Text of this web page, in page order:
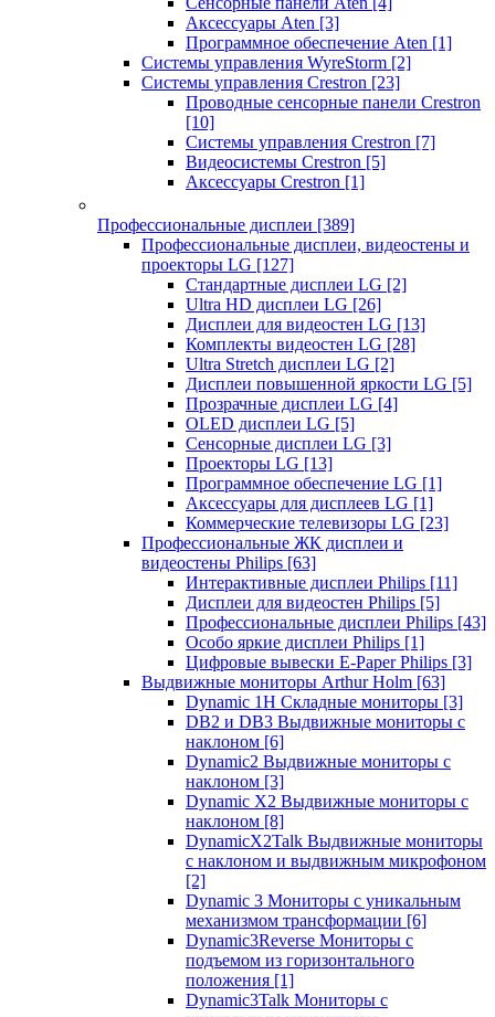
Аксессуары Aten [3]
Программное обеспечение Aten [1]
Системы управления WyreStorm [2]
Системы управления Crestron [23]
Проводные сенсорные панели Crestron
[10]
Системы управления Crestron [7]
Видеосистемы Crestron [5]
Аксессуары Crestron [1]
Профессиональные дисплеи [389]
Профессиональные дисплеи, видеостены и
проекторы LG [127]
Стандартные дисплеи LG [2]
Ultra HD дисплеи LG [26]
Дисплеи для видеостен LG [13]
Комплекты видеостен LG [28]
Ultra Stretch дисплеи LG [2]
Дисплеи повышенной яркости LG [5]
Прозрачные дисплеи LG [4]
OLED дисплеи LG [5]
Сенсорные дисплеи LG [3]
Проекторы LG [13]
Программное обеспечение LG [1]
Аксессуары для дисплеев LG [1]
Коммерческие телевизоры LG [23]
Профессиональные ЖК дисплеи и
видеостены Philips [63]
Интерактивные дисплеи Philips [11]
Дисплеи для видеостен Philips [5]
Профессиональные дисплеи Philips [43]
Особо яркие дисплеи Philips [1]
Цифровые вывески E-Paper Philips [3]
Выдвижные мониторы Arthur Holm [63]
Dynamic 1Н Складные мониторы [3]
DB2 и DB3 Выдвижные мониторы с
наклоном [6]
Dynamic2 Выдвижные мониторы с
наклоном [3]
Dynamic X2 Выдвижные мониторы с
наклоном [8]
DynamicX2Talk Выдвижные мониторы
с наклоном и выдвижным микрофоном
[2]
Dynamic 3 Мониторы с уникальным
механизмом трансформации [6]
Dynamic3Reverse Мониторы с
подъемом из горизонтального
положения [1]
Dynamic3Talk Мониторы с